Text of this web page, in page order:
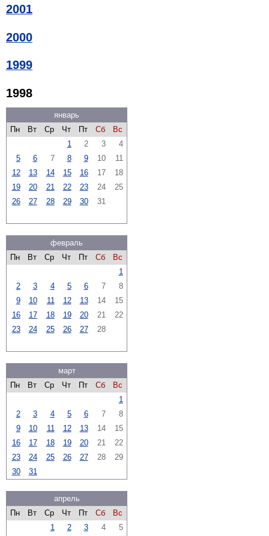
2001
2000
1999
1998
январь
Пн
Вт Ср Чт Пт Сб
Вс
1
2 3
4
5
6 7 8 9 10
11
12
13 14 15 16 17
18
19
20 21 22 23 24
25
26
27 28 29 30 31
февраль
Пн
Вт Ср Чт Пт Сб
Вс
1
2
3 4 5 6 7
8
9
10 11 12 13 14
15
16
17 18 19 20 21
22
23
24 25 26 27 28
март
Пн
Вт Ср Чт Пт Сб
Вс
1
2
3 4 5 6 7
8
9
10 11 12 13 14
15
16
17 18 19 20 21
22
23
24 25 26 27 28
29
30
31
апрель
Пн
Вт Ср Чт Пт Сб
Вс
1
2 3 4
5